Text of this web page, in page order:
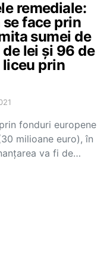
remediale:
face prin
sumei de
lei și 96 de
prin
fonduri europene
milioane euro), în
va fi de…